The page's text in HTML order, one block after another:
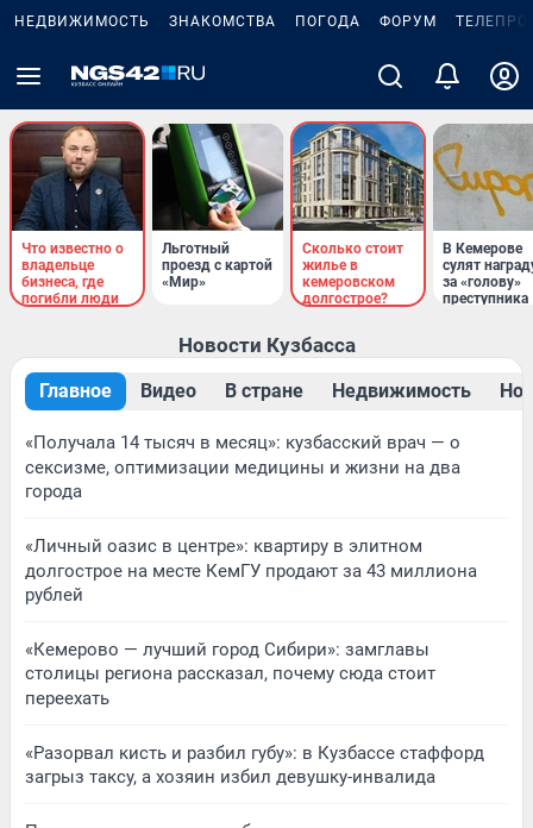
НЕДВИЖИМОСТЬ ЗНАКОМСТВА ПОГОДА ФОРУМ
Что известно о
владельце
бизнеса, где
погибли люди
Льготный
проезд с картой
«Мир»
Сколько стоит
жилье в
кемеровском
долгострое?
В Кемерове
сулят
за «голову»
преступника
Новости Кузбасса
Главное Видео В стране Недвижимость
«Получала 14 тысяч в месяц»: кузбасский врач — о
сексизме, оптимизации медицины и жизни на два
города
«Личный оазис в центре»: квартиру в элитном
долгострое на месте КемГУ продают за 43 миллиона
рублей
«Кемерово — лучший город Сибири»: замглавы
столицы региона рассказал, почему сюда стоит
переехать
«Разорвал кисть и разбил губу»: в Кузбассе стаффорд
загрыз таксу, а хозяин избил девушку-инвалида